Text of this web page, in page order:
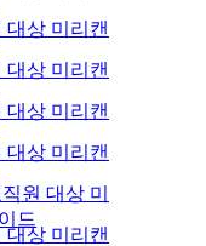
상 미리캔
상 미리캔
상 미리캔
상 미리캔
원 대상 미
드
상 미리캔